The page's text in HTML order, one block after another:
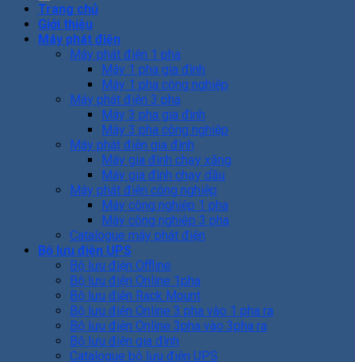
Trang chủ
Giới thiệu
Máy phát điện
Máy phát điện 1 pha
Máy 1 pha gia đình
Máy 1 pha công nghiệp
Máy phát điện 3 pha
Máy 3 pha gia đình
Máy 3 pha công nghiệp
Máy phát điện gia đình
Máy gia đình chạy xăng
Máy gia đình chạy dầu
Máy phát điện công nghiệp
Máy công nghiệp 1 pha
Máy công nghiêp 3 pha
Catalogue máy phát điện
Bộ lưu điện UPS
Bộ lưu điện Offline
Bộ lưu điện Online 1pha
Bộ lưu điện Rack Mount
Bộ lưu điện Online 3 pha vào 1 pha ra
Bộ lưu điện Online 3pha vào 3pha ra
Bộ lưu điện gia đình
Catalogue bộ lưu điện UPS